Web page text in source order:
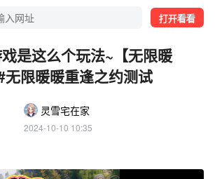
打开看看
是这么个玩法~【无限暖
无限暖暖重逢之约测试
灵雪宅在家
2024-10-10 10:35